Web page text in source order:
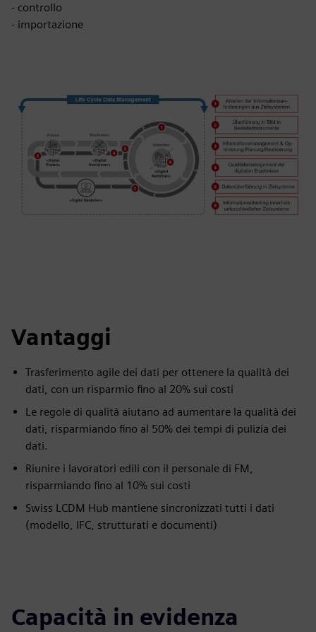
- controllo
- importazione
Vantaggi
Trasferimento agile dei dati per ottenere la qualità dei
dati, con un risparmio fino al 20% sui costi
Le regole di qualità aiutano ad aumentare la qualità dei
dati, risparmiando fino al 50% dei tempi di pulizia dei
dati.
Riunire i lavoratori edili con il personale di FM,
risparmiando fino al 10% sui costi
Swiss LCDM Hub mantiene sincronizzati tutti i dati
(modello, IFC, strutturati e documenti)
Capacità in evidenza